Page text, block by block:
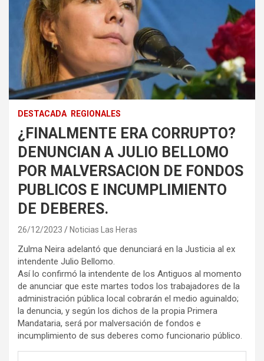
DESTACADA REGIONALES
¿FINALMENTE ERA CORRUPTO?
DENUNCIAN A JULIO BELLOMO
POR MALVERSACION DE FONDOS
PUBLICOS E INCUMPLIMIENTO
DE DEBERES.
26/12/2023 Noticias Las Heras
Zulma Neira adelantó que denunciará en la Justicia al ex
intendente Julio Bellomo.
Así lo confirmó la intendente de los Antiguos al momento
de anunciar que este martes todos los trabajadores de la
administración pública local cobrarán el medio aguinaldo;
la denuncia, y según los dichos de la propia Primera
Mandataria, será por malversación de fondos e
incumplimiento de sus deberes como funcionario público.